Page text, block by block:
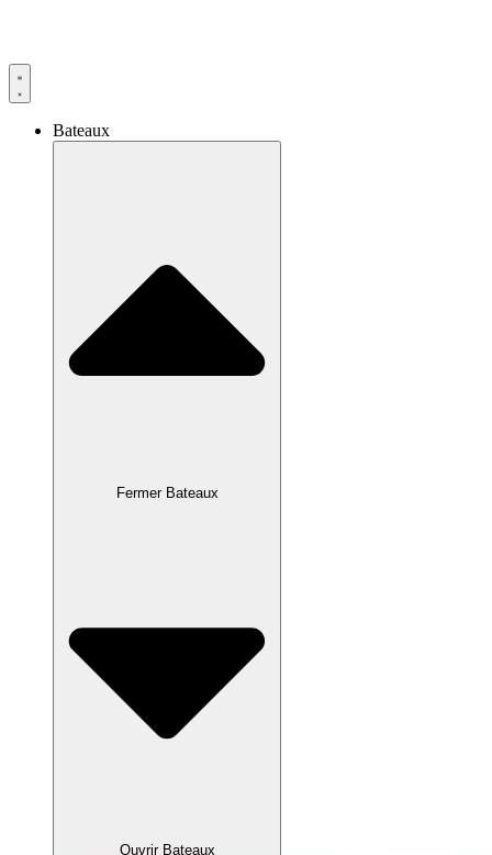
Bateaux
Fermer Bateaux
Ouvrir Bateaux